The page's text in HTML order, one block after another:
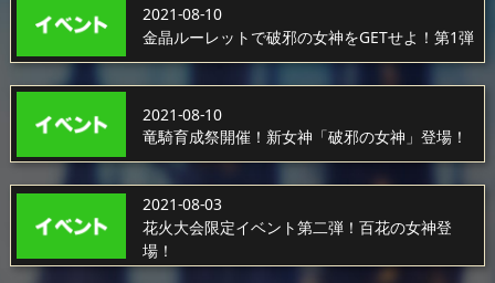
2021-08-10
金晶ルーレットで破邪の女神をGETせよ！第1弾
2021-08-10
竜騎育成祭開催！新女神「破邪の女神」登場！
2021-08-03
花火大会限定イベント第二弾！百花の女神登
場！